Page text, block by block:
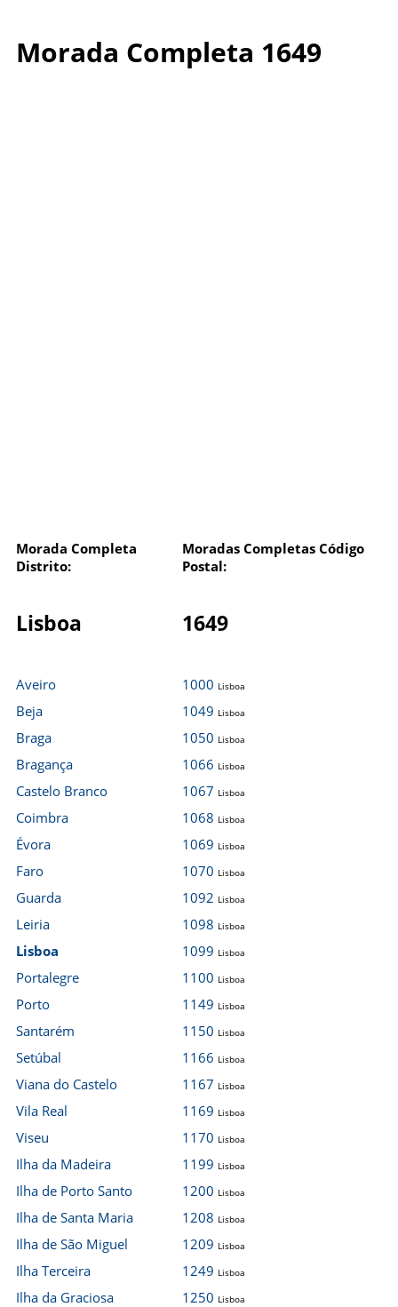
Morada Completa 1649
Morada Completa
Distrito:
Moradas Completas Código
Postal:
Lisboa 1649
Aveiro
Beja
Braga
Bragança
Castelo Branco
Coimbra
Évora
Faro
Guarda
Leiria
Lisboa
Portalegre
Porto
Santarém
Setúbal
Viana do Castelo
Vila Real
Viseu
Ilha da Madeira
Ilha de Porto Santo
Ilha de Santa Maria
Ilha de São Miguel
Ilha Terceira
Ilha da Graciosa
1000 Lisboa
1049 Lisboa
1050 Lisboa
1066 Lisboa
1067 Lisboa
1068 Lisboa
1069 Lisboa
1070 Lisboa
1092 Lisboa
1098 Lisboa
1099 Lisboa
1100 Lisboa
1149 Lisboa
1150 Lisboa
1166 Lisboa
1167 Lisboa
1169 Lisboa
1170 Lisboa
1199 Lisboa
1200 Lisboa
1208 Lisboa
1209 Lisboa
1249 Lisboa
1250 Lisboa